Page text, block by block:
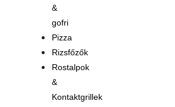
&
gofri
Pizza
Rizsfőzők
Rostalpok
&
Kontaktgrillek